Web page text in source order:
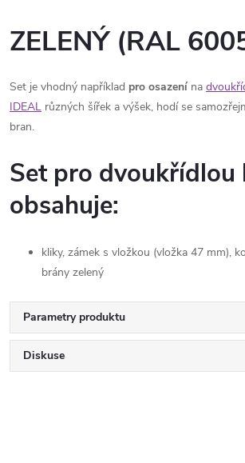
ZELENÝ (RAL
Set je vhodný například pro osazení na
IDEAL různých šířek a výšek, hodí se
bran.
Set pro dvoukřídlou
obsahuje:
kliky, zámek s vložkou (vložka 47 mm),
brány zelený
Parametry produktu
Diskuse